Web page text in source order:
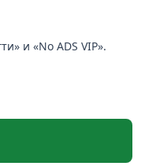
и «No ADS VIP».